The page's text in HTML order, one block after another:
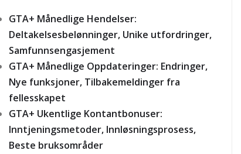
GTA+ Månedlige Hendelser:
Deltakelsesbelønninger, Unike utfordringer,
Samfunnsengasjement
GTA+ Månedlige Oppdateringer: Endringer,
Nye funksjoner, Tilbakemeldinger fra
fellesskapet
GTA+ Ukentlige Kontantbonuser:
Inntjeningsmetoder, Innløsningsprosess,
Beste bruksområder